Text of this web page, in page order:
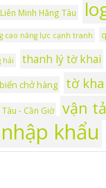
Liên Minh Hãng Tàu
cao năng lực cạnh tranh
hải thanh lý tờ khai
chở hàng tờ
- Cần Giờ vận
khẩu